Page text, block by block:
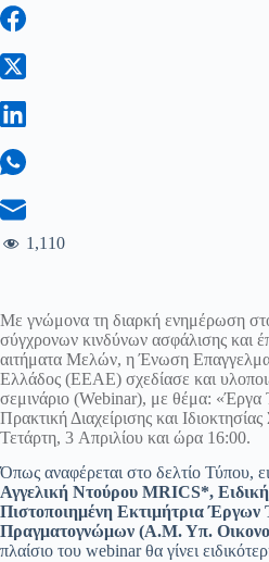
1,110
Με γνώμονα τη διαρκή ενημέρωση
σύγχρονων κινδύνων ασφάλισης και
αιτήματα Μελών, η Ένωση
Ελλάδος (ΕΕΑΕ) σχεδίασε και
σεμινάριο (Webinar), με θέμα: «Έργα
Πρακτική Διαχείρισης και
Τετάρτη, 3 Απριλίου και ώρα 16:00.
Όπως αναφέρεται στο δελτίο Τύπου,
Αγγελική Ντούρου MRICS*,
Πιστοποιημένη Εκτιμήτρια Έργων
Πραγματογνώμων (Α.Μ. Υπ.
πλαίσιο του webinar θα γίνει